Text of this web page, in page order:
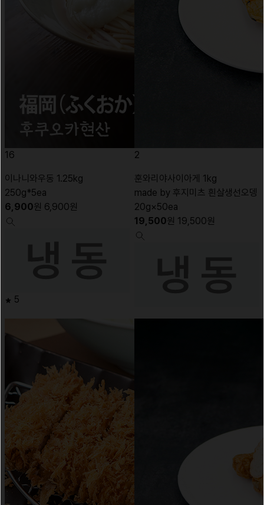
16
이나니와우동 1.25kg
250g*5ea
6,900원 6,900원
5
2
훈와리야사이아게 1kg
made by 후지미츠 흰살생선오뎅
20g×50ea
19,500원 19,500원